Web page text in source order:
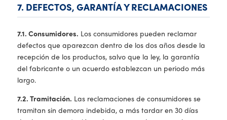
7. DEFECTOS, GARANTÍA Y RECLAMACIONES
7.1. Consumidores. Los consumidores pueden reclamar
defectos que aparezcan dentro de los dos años desde la
recepción de los productos, salvo que la ley, la garantía
del fabricante o un acuerdo establezcan un periodo más
largo.
7.2. Tramitación. Las reclamaciones de consumidores se
tramitan sin demora indebida, a más tardar en 30 días